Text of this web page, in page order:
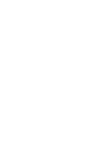
CO